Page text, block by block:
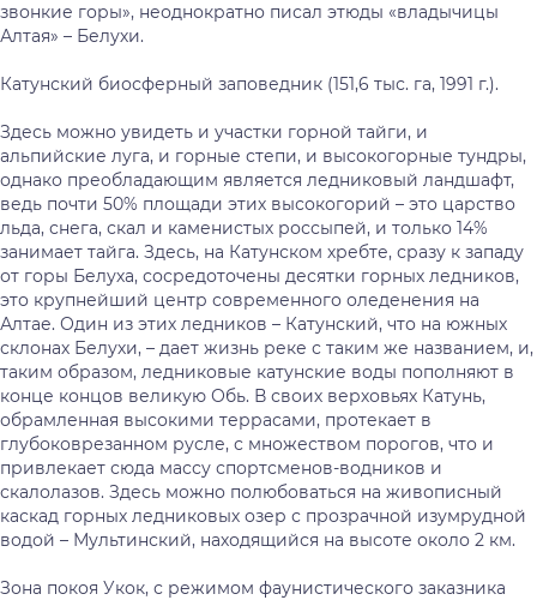
звонкие горы», неоднократно писал этюды «владычицы
Алтая» – Белухи.
Катунский биосферный заповедник (151,6 тыс. га, 1991 г.).
Здесь можно увидеть и участки горной тайги, и
альпийские луга, и горные степи, и высокогорные тундры,
однако преобладающим является ледниковый ландшафт,
ведь почти 50% площади этих высокогорий – это царство
льда, снега, скал и каменистых россыпей, и только 14%
занимает тайга. Здесь, на Катунском хребте, сразу к западу
от горы Белуха, сосредоточены десятки горных ледников,
это крупнейший центр современного оледенения на
Алтае. Один из этих ледников – Катунский, что на южных
склонах Белухи, – дает жизнь реке с таким же названием, и,
таким образом, ледниковые катунские воды пополняют в
конце концов великую Обь. В своих верховьях Катунь,
обрамленная высокими террасами, протекает в
глубоковрезанном русле, с множеством порогов, что и
привлекает сюда массу спортсменов-водников и
скалолазов. Здесь можно полюбоваться на живописный
каскад горных ледниковых озер с прозрачной изумрудной
водой – Мультинский, находящийся на высоте около 2 км.
Зона покоя Укок, с режимом фаунистического заказника